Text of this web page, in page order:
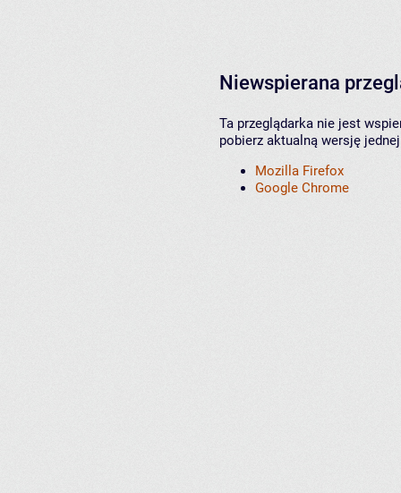
Niewspierana
Ta przeglądarka nie jest
pobierz aktualną wersję
Mozilla Firefox
Google Chrome